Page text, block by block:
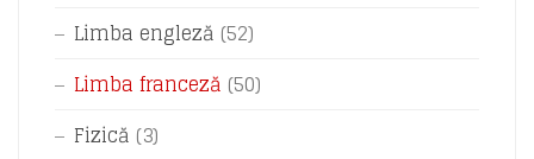
Limba engleză (52)
Limba franceză (50)
Fizică (3)